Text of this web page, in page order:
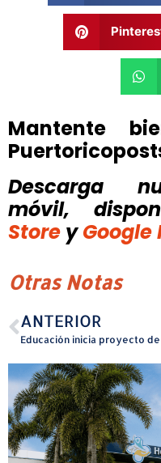
Mantente
Descarga
móvil,
Store y Google
Otras Notas
ANTERIOR